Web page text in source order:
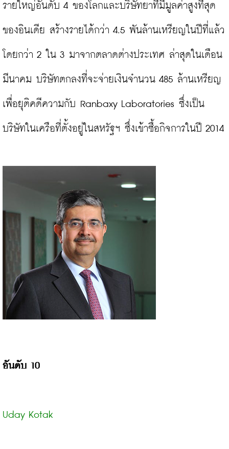
รายใหญ่อันดับ 4 ของโลกและบริษัทยาที่มีมูลค่าสูงที่สุด
ของอินเดีย สร้างรายได้กว่า 4.5 พันล้านเหรียญในปีที่แล้ว
โดยกว่า 2 ใน 3 มาจากตลาดต่างประเทศ ล่าสุดในเดือน
มีนาคม บริษัทตกลงที่จะจ่ายเงินจำนวน 485 ล้านเหรียญ
เพื่อยุติคดีความกับ Ranbaxy Laboratories ซึ่งเป็น
บริษัทในเครือที่ตั้งอยู่ในสหรัฐฯ ซึ่งเข้าซื้อกิจการในปี 2014
อันดับ 10
Uday Kotak